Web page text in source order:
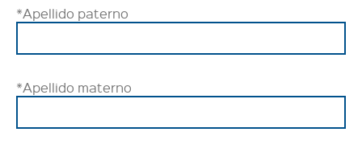
*Apellido paterno
*Apellido materno